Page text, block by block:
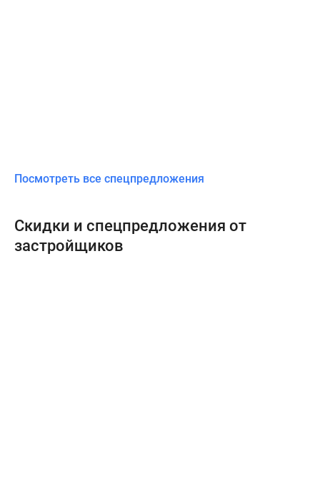
Посмотреть все спецпредложения
Скидки и спецпредложения от
застройщиков